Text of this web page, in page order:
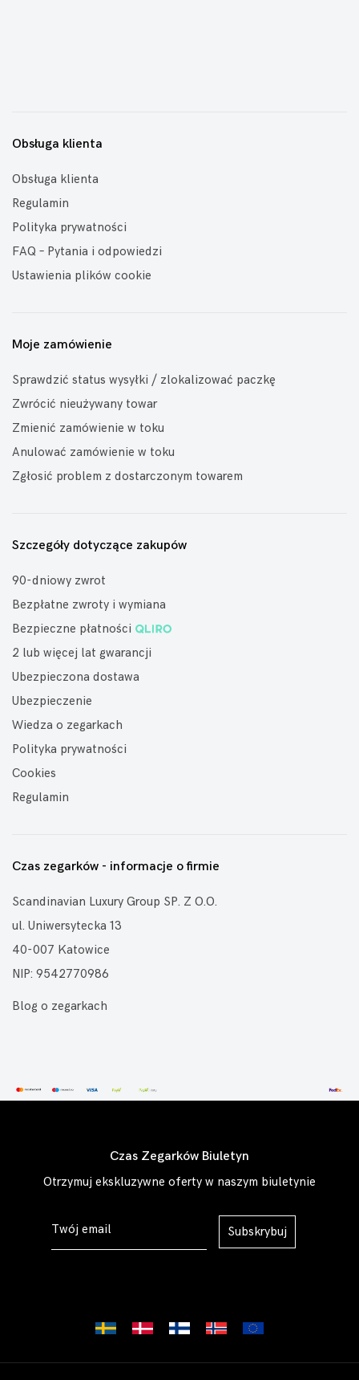
Obsługa klienta
Obsługa klienta
Regulamin
Polityka prywatności
FAQ – Pytania i odpowiedzi
Ustawienia plików cookie
Moje zamówienie
Sprawdzić status wysyłki / zlokalizować paczkę
Zwrócić nieużywany towar
Zmienić zamówienie w toku
Anulować zamówienie w toku
Zgłosić problem z dostarczonym towarem
Szczegóły dotyczące zakupów
90-dniowy zwrot
Bezpłatne zwroty i wymiana
Bezpieczne płatności
2 lub więcej lat gwarancji
Ubezpieczona dostawa
Ubezpieczenie
Wiedza o zegarkach
Polityka prywatności
Cookies
Regulamin
Czas zegarków - informacje o firmie
Scandinavian Luxury Group SP. Z O.O.
ul. Uniwersytecka 13
40-007 Katowice
NIP: 9542770986
Blog o zegarkach
Czas Zegarków Biuletyn
Otrzymuj ekskluzywne oferty w naszym biuletynie
Subskrybuj